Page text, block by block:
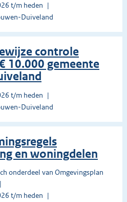
t/m heden
Duiveland
controle
10.000 gemeente
t/m heden
Duiveland
en woningdelen
onderdeel van Omgevingsplan
t/m heden